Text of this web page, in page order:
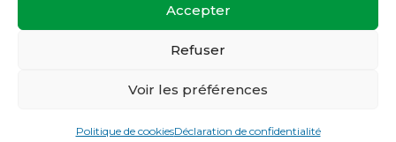
Accepter
Refuser
Voir les préférences
Politique de cookiesDéclaration de confidentialité
37540 St Cyr sur Loire